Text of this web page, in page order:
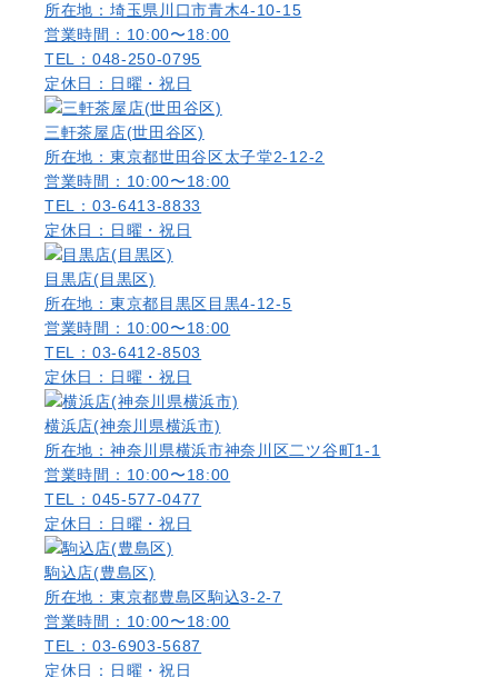
所在地：埼玉県川口市青木4-10-15
営業時間：10:00〜18:00
TEL：048-250-0795
定休日：日曜・祝日
三軒茶屋店(世田谷区)
所在地：東京都世田谷区太子堂2-12-2
営業時間：10:00〜18:00
TEL：03-6413-8833
定休日：日曜・祝日
目黒店(目黒区)
所在地：東京都目黒区目黒4-12-5
営業時間：10:00〜18:00
TEL：03-6412-8503
定休日：日曜・祝日
横浜店(神奈川県横浜市)
所在地：神奈川県横浜市神奈川区二ツ谷町1-1
営業時間：10:00〜18:00
TEL：045-577-0477
定休日：日曜・祝日
駒込店(豊島区)
所在地：東京都豊島区駒込3-2-7
営業時間：10:00〜18:00
TEL：03-6903-5687
定休日：日曜・祝日